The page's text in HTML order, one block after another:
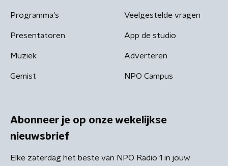
Programma's
Presentatoren
Muziek
Gemist
Veelgestelde vragen
App de studio
Adverteren
NPO Campus
Abonneer je op onze wekelijkse
nieuwsbrief
Elke zaterdag het beste van NPO Radio 1 in jouw